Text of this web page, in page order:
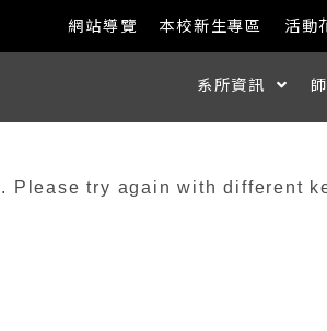
網站導覽 本校新生專區 活動
系所資訊
Please try again with different